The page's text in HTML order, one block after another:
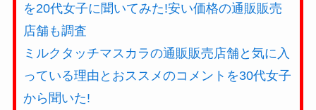
を20代女子に聞いてみた!安い価格の通販販売
店舗も調査
ミルクタッチマスカラの通販販売店舗と気に入
っている理由とおススメのコメントを30代女子
から聞いた!